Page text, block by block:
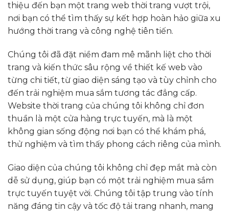
thiệu đến bạn một trang web thời trang vượt trội,
nơi bạn có thể tìm thấy sự kết hợp hoàn hảo giữa xu
hướng thời trang và công nghệ tiên tiến.
Chúng tôi đã đặt niềm đam mê mãnh liệt cho thời
trang và kiến thức sâu rộng về thiết kế web vào
từng chi tiết, từ giao diện sáng tạo và tùy chỉnh cho
đến trải nghiệm mua sắm tương tác đẳng cấp.
Website thời trang của chúng tôi không chỉ đơn
thuần là một cửa hàng trực tuyến, mà là một
không gian sống động nơi bạn có thể khám phá,
thử nghiệm và tìm thấy phong cách riêng của mình.
Giao diện của chúng tôi không chỉ đẹp mắt mà còn
dễ sử dụng, giúp bạn có một trải nghiệm mua sắm
trực tuyến tuyệt vời. Chúng tôi tập trung vào tính
năng đáng tin cậy và tốc độ tải trang nhanh, mang